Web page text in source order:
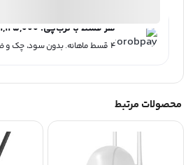
هر قسط با ترب‌پی:۱,۱۲۵,۰۰۰
۴ قسط ماهانه. بدون سود، چک و ضامن.
محصولات مرتبط